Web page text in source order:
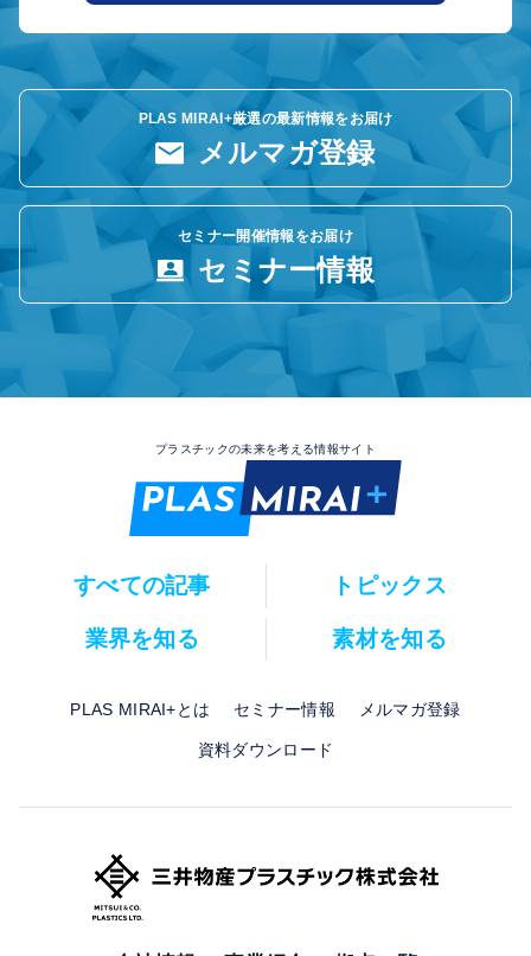
PLAS MIRAI+厳選の最新情報をお届け
メルマガ登録
セミナー開催情報をお届け
セミナー情報
プラスチックの未来を考える情報サイト
すべての記事 トピックス
業界を知る 素材を知る
PLAS MIRAI+とは セミナー情報 メルマガ登録
資料ダウンロード